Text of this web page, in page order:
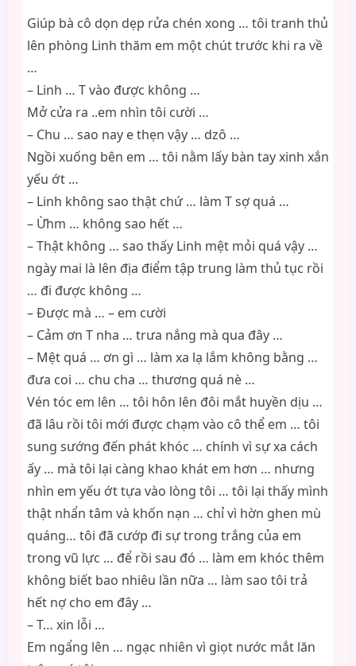
Giúp bà cô dọn dẹp rửa chén xong … tôi tranh thủ
lên phòng Linh thăm em một chút trước khi ra về
…
– Linh … T vào được không …
Mở cửa ra ..em nhìn tôi cười …
– Chu … sao nay e thẹn vậy … dzô …
Ngồi xuống bên em … tôi nằm lấy bàn tay xinh xắn
yếu ớt …
– Linh không sao thật chứ … làm T sợ quá …
– Ừhm … không sao hết …
– Thật không … sao thấy Linh mệt mỏi quá vậy …
ngày mai là lên địa điểm tập trung làm thủ tục rồi
… đi được không …
– Được mà … – em cười
– Cảm ơn T nha … trưa nắng mà qua đây …
– Mệt quá … ơn gì … làm xa lạ lắm không bằng …
đưa coi … chu cha … thương quá nè …
Vén tóc em lên … tôi hôn lên đôi mắt huyền dịu …
đã lâu rồi tôi mới được chạm vào cô thể em … tôi
sung sướng đến phát khóc … chính vì sự xa cách
ấy … mà tôi lại càng khao khát em hơn … nhưng
nhìn em yếu ớt tựa vào lòng tôi … tôi lại thấy mình
thật nhẩn tâm và khốn nạn … chỉ vì hờn ghen mù
quáng… tôi đã cướp đi sự trong trắng của em
trong vũ lực … để rồi sau đó … làm em khóc thêm
không biết bao nhiêu lần nữa … làm sao tôi trả
hết nợ cho em đây …
– T… xin lỗi …
Em ngẩng lên … ngạc nhiên vì giọt nước mắt lăn